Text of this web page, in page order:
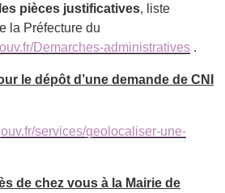
les pièces justificatives, liste
la Préfecture du
Demarches-administratives .
le dépôt d’une demande de CNI
services/geolocaliser-une-
de chez vous à la Mairie de